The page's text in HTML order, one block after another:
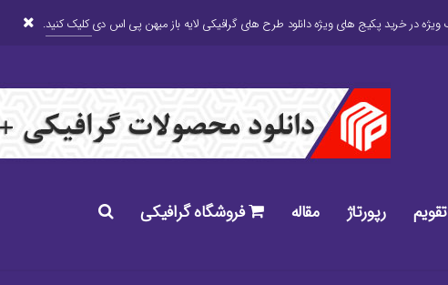
کلیک کنید.
تقویم رپورتاژ مقاله فروشگاه گرافیکی